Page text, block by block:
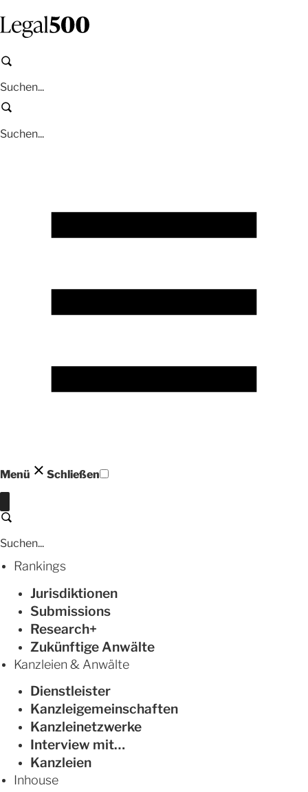
Inhalt
Suchen
Suchen
Menü Schließen
Suchen
Rankings
Jurisdiktionen
Submissions
Research+
Zukünftige Anwälte
Kanzleien & Anwälte
Dienstleister
Kanzleigemeinschaften
Kanzleinetzwerke
Interview mit…
Kanzleien
Inhouse